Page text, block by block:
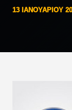
13 ΙΑΝΟΥΑΡΊΟΥ